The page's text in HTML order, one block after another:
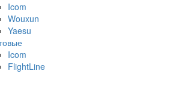
Icom
Wouxun
Yaesu
Icom
FlightLine